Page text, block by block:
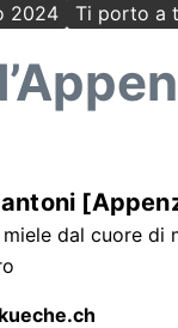
2024 Ti porto a
dal cuore di